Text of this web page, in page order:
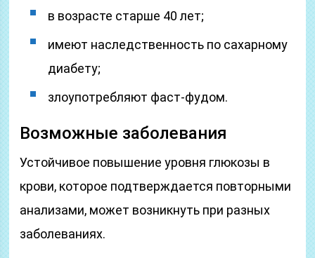
в возрасте старше 40 лет;
имеют наследственность по сахарному
диабету;
злоупотребляют фаст-фудом.
Возможные заболевания
Устойчивое повышение уровня глюкозы в
крови, которое подтверждается повторными
анализами, может возникнуть при разных
заболеваниях.